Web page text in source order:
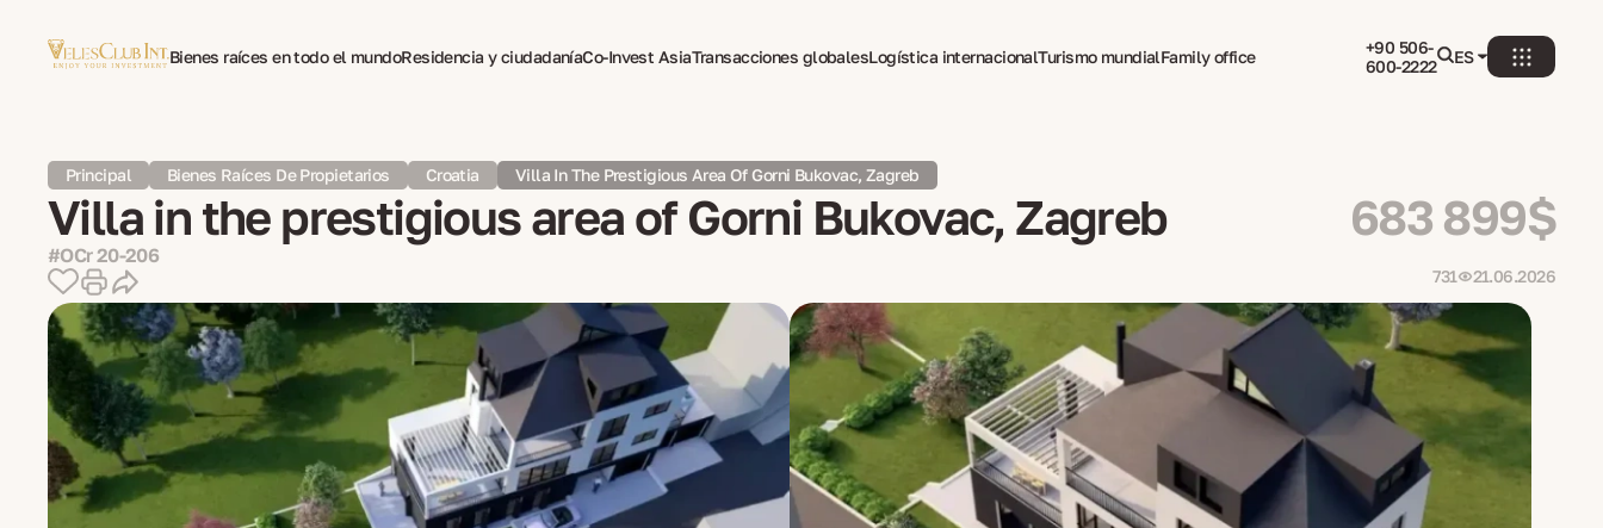
Bienes raíces en todo el mundoResidencia y ciudadaníaCo-Invest AsiaTransacciones globalesLogística internacionalTurismo mundialFamily office
+90 506-
600-2222
ES
Principal Bienes Raíces De Propietarios Croatia Villa In The Prestigious Area Of Gorni Bukovac, Zagreb
Villa in the prestigious area of Gorni Bukovac, Zagreb
#OСr 20-206
683 899$
731 21.06.2026